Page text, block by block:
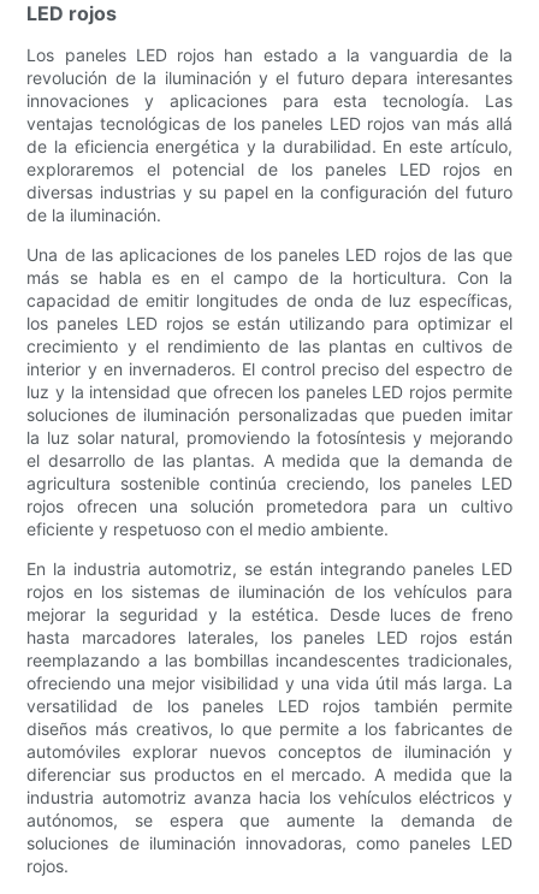
LED rojos
Los paneles LED rojos han estado a la vanguardia de la
revolución de la iluminación y el futuro depara interesantes
innovaciones y aplicaciones para esta tecnología. Las
ventajas tecnológicas de los paneles LED rojos van más allá
de la eficiencia energética y la durabilidad. En este artículo,
exploraremos el potencial de los paneles LED rojos en
diversas industrias y su papel en la configuración del futuro
de la iluminación.
Una de las aplicaciones de los paneles LED rojos de las que
más se habla es en el campo de la horticultura. Con la
capacidad de emitir longitudes de onda de luz específicas,
los paneles LED rojos se están utilizando para optimizar el
crecimiento y el rendimiento de las plantas en cultivos de
interior y en invernaderos. El control preciso del espectro de
luz y la intensidad que ofrecen los paneles LED rojos permite
soluciones de iluminación personalizadas que pueden imitar
la luz solar natural, promoviendo la fotosíntesis y mejorando
el desarrollo de las plantas. A medida que la demanda de
agricultura sostenible continúa creciendo, los paneles LED
rojos ofrecen una solución prometedora para un cultivo
eficiente y respetuoso con el medio ambiente.
En la industria automotriz, se están integrando paneles LED
rojos en los sistemas de iluminación de los vehículos para
mejorar la seguridad y la estética. Desde luces de freno
hasta marcadores laterales, los paneles LED rojos están
reemplazando a las bombillas incandescentes tradicionales,
ofreciendo una mejor visibilidad y una vida útil más larga. La
versatilidad de los paneles LED rojos también permite
diseños más creativos, lo que permite a los fabricantes de
automóviles explorar nuevos conceptos de iluminación y
diferenciar sus productos en el mercado. A medida que la
industria automotriz avanza hacia los vehículos eléctricos y
autónomos, se espera que aumente la demanda de
soluciones de iluminación innovadoras, como paneles LED
rojos.